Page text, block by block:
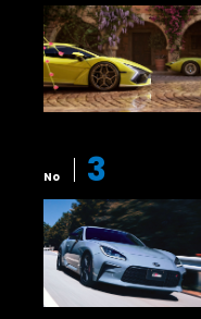
No 3